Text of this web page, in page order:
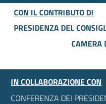
CON IL CONTRIBUTO DI
PRESIDENZA DEL
CAMERA
IN COLLABORAZIONE CON
CONFERENZA DEI